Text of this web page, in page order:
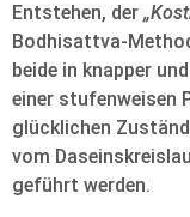
Entstehen, der
Bodhisattva-
beide in knapper
einer stufenweisen
glücklichen
vom
geführt werden.